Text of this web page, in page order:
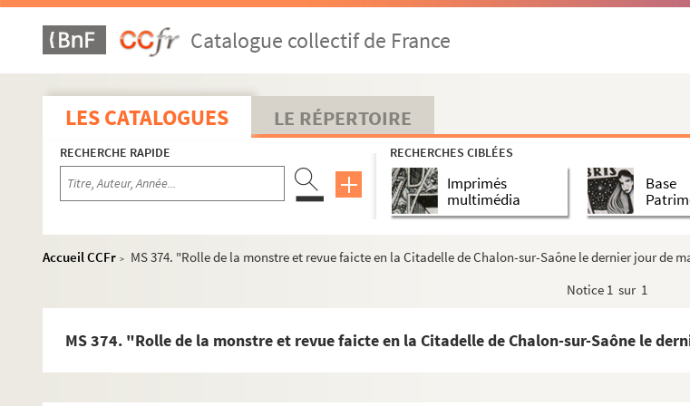
Catalogue collectif de France
LES CATALOGUES LE RÉPERTOIRE
RECHERCHE RAPIDE RECHERCHES CIBLÉES
Imprimés
multimédia
Base
Accueil CCFr >
MS 374. "Rolle de la monstre et revue faicte en la Citadelle de Chalon-sur-Saône le dernier jour de
Notice 1 sur 1
MS 374. "Rolle de la monstre et revue faicte en la Citadelle de Chalon-sur-Saône le
MS 344. Lettre de François Bernard M. de Chauvelin au rédacteur du Journal des Annales politiques et littéra...
MS 345. Lettre de M. Gaston Gérard, maire de Dijon, à Mme de Gayffier pour l'inviter à un bal
MS 346. Lettre du Général Duhesme au Général de division Desaix.
MS 347. Reçu de M. Giroux, receveur des hospices de Chalon pour une offrande de 40 francs
MS 348. Lettre de félicitation de Mgr. Joseph-François d’Aubigné de la Chasse à M. de Saint Julien nommé Gén...
MS 349. Lettre de Mgr du Chilleau à M. Lombard
MS 350. Fragment d'un "abrégé des Indulgences" aux armes de Mgr du Chilleau
MS 351. Lettre de Mgr. Gabriel-François Moreau sur les divertissements des chanoinesses de Neuville. Mâcon
MS 355. Lettre de vœux de Mgr de Rochefort d'Ally